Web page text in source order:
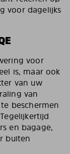
voor dagelijks
voor
is, maar ook
van uw
van
beschermen
en bagage,
buiten